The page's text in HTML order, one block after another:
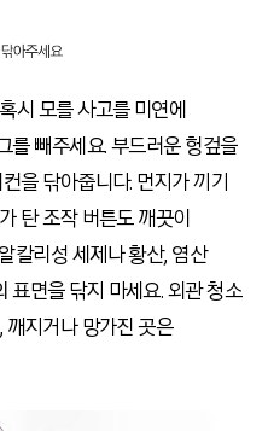
시 모를 사고를 미연에
를 빼주세요. 부드러운 헝겊을
을 닦아줍니다. 먼지가 끼기
탄 조작 버튼도 깨끗이
칼리성 세제나 황산, 염산
표면을 닦지 마세요. 외관 청소
깨지거나 망가진 곳은